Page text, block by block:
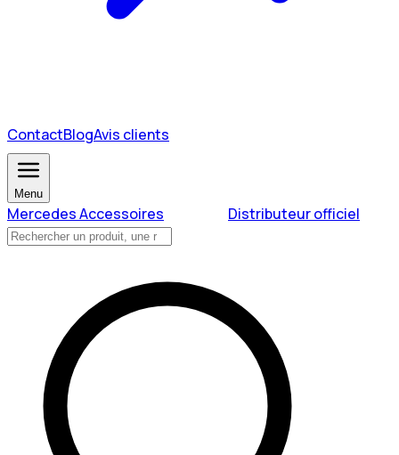
ContactBlogAvis clients
Menu
Mercedes Accessoires Distributeur officiel